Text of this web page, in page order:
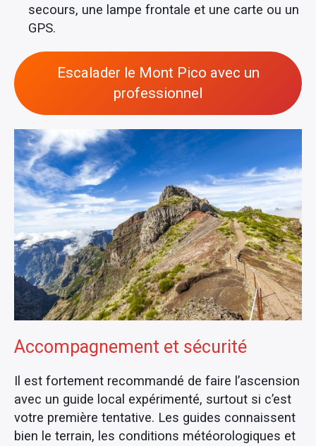
secours, une lampe frontale et une carte ou un
GPS.
Escalader le Mont Pico avec un
professionnel
Accompagnement et sécurité
Il est fortement recommandé de faire l’ascension
avec un guide local expérimenté, surtout si c’est
votre première tentative. Les guides connaissent
bien le terrain, les conditions météorologiques et
×
Rechercher
: